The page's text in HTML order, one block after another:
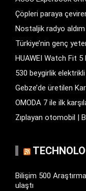
Çöpleri paraya
Nostaljik radyo aldım
Türkiye’nin genç
HUAWEI Watch Fit
530 beygirlik
Gebze’de üretilen
OMODA 7 ile ilk
Zıplayan otomobil |
Bilişim 500
ulaştı